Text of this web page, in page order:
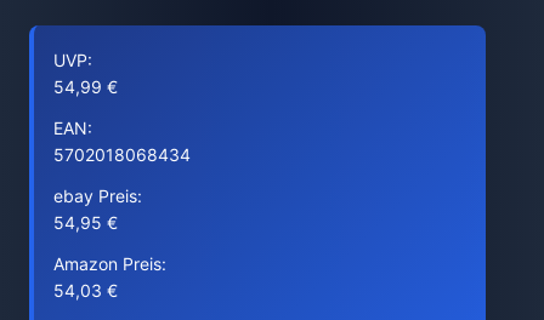
UVP:
54,99 €
EAN:
5702018068434
ebay Preis:
54,95 €
Amazon Preis:
54,03 €